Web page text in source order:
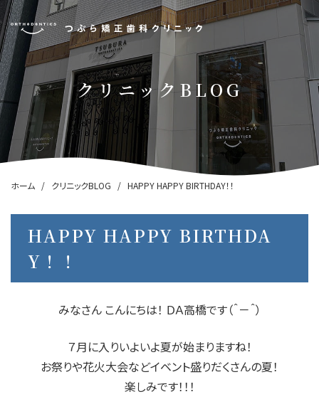
クリニックBLOG
ホーム クリニックBLOG HAPPY HAPPY BIRTHDAY！！
HAPPY HAPPY BIRTHDA
Y！！
みなさん こんにちは！ ＤＡ高橋です（＾－＾）
７月に入りいよいよ夏が始まりますね！
お祭りや花火大会などイベント盛りだくさんの夏！
楽しみです！！！